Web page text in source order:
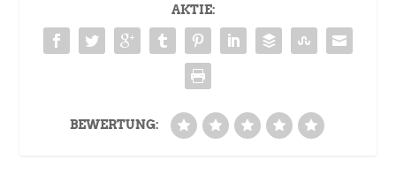
AKTIE:
BEWERTUNG: